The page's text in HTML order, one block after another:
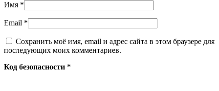
Имя *
Email *
Сохранить моё имя, email и адрес сайта в этом браузере для
последующих моих комментариев.
Код безопасности *